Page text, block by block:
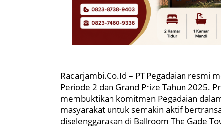
Radarjambi.Co.Id – PT Pegadaian resmi
Periode 2 dan Grand Prize Tahun 2025.
membuktikan komitmen Pegadaian
masyarakat untuk semakin aktif
diselenggarakan di Ballroom The Gade